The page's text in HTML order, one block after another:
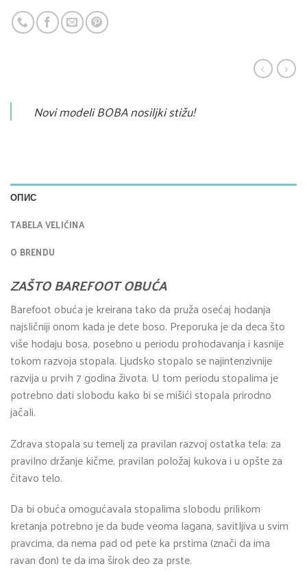
Novi modeli BOBA nosiljki stižu!
ОПИС
TABELA VELIČINA
O BRENDU
ZAŠTO BAREFOOT OBUĆA
Barefoot obuća je kreirana tako da pruža osećaj hodanja
najsličniji onom kada je dete boso. Preporuka je da deca što
više hodaju bosa, posebno u periodu prohodavanja i kasnije
tokom razvoja stopala. Ljudsko stopalo se najintenzivnije
razvija u prvih 7 godina života. U tom periodu stopalima je
potrebno dati slobodu kako bi se mišići stopala prirodno
jačali.
Zdrava stopala su temelj za pravilan razvoj ostatka tela: za
pravilno držanje kičme, pravilan položaj kukova i u opšte za
čitavo telo.
Da bi obuća omogućavala stopalima slobodu prilikom
kretanja potrebno je da bude veoma lagana, savitljiva u svim
pravcima, da nema pad od pete ka prstima (znači da ima
ravan đon) te da ima širok deo za prste.